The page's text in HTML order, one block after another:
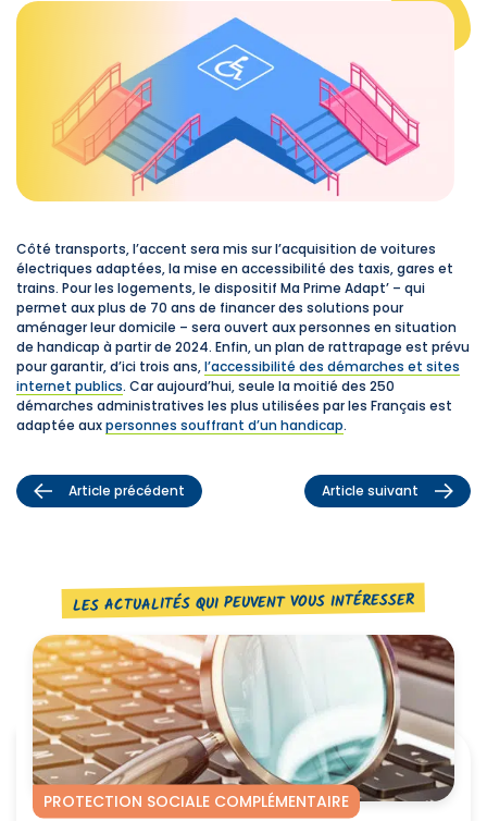
Côté transports, l’accent sera mis sur l’acquisition de voitures
électriques adaptées, la mise en accessibilité des taxis, gares et
trains. Pour les logements, le dispositif Ma Prime Adapt’ – qui
permet aux plus de 70 ans de financer des solutions pour
aménager leur domicile – sera ouvert aux personnes en situation
de handicap à partir de 2024. Enfin, un plan de rattrapage est prévu
pour garantir, d’ici trois ans,l’accessibilité des démarches et sites
internet publics. Car aujourd’hui, seule la moitié des 250
démarches administratives les plus utilisées par les Français est
adaptée auxpersonnes souffrant d’un handicap.
Article précédent Article suivant
LES ACTUALITÉS QUI PEUVENT VOUS INTÉRESSER
PROTECTION SOCIALE COMPLÉMENTAIRE